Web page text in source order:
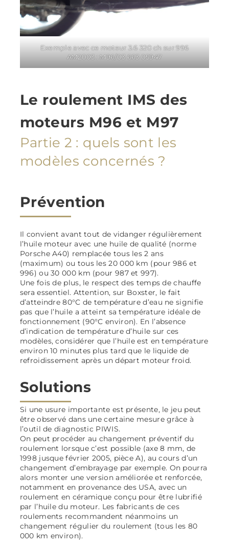
Exemple avec ce moteur 3.6 320 ch sur 996
AM2003 : M96/03 663 05947
Le roulement IMS des
moteurs M96 et M97
Partie 2 : quels sont les
modèles concernés ?
Prévention
Il convient avant tout de vidanger régulièrement
l’huile moteur avec une huile de qualité (norme
Porsche A40) remplacée tous les 2 ans
(maximum) ou tous les 20 000 km (pour 986 et
996) ou 30 000 km (pour 987 et 997).
Une fois de plus, le respect des temps de chauffe
sera essentiel. Attention, sur Boxster, le fait
d’atteindre 80°C de température d’eau ne signifie
pas que l’huile a atteint sa température idéale de
fonctionnement (90°C environ). En l’absence
d’indication de température d’huile sur ces
modèles, considérer que l’huile est en température
environ 10 minutes plus tard que le liquide de
refroidissement après un départ moteur froid.
Solutions
Si une usure importante est présente, le jeu peut
être observé dans une certaine mesure grâce à
l’outil de diagnostic PIWIS.
On peut procéder au changement préventif du
roulement lorsque c’est possible (axe 8 mm, de
1998 jusque février 2005, pièce A), au cours d’un
changement d’embrayage par exemple. On pourra
alors monter une version améliorée et renforcée,
notamment en provenance des USA, avec un
roulement en céramique conçu pour être lubrifié
par l’huile du moteur. Les fabricants de ces
roulements recommandent néanmoins un
changement régulier du roulement (tous les 80
000 km environ).